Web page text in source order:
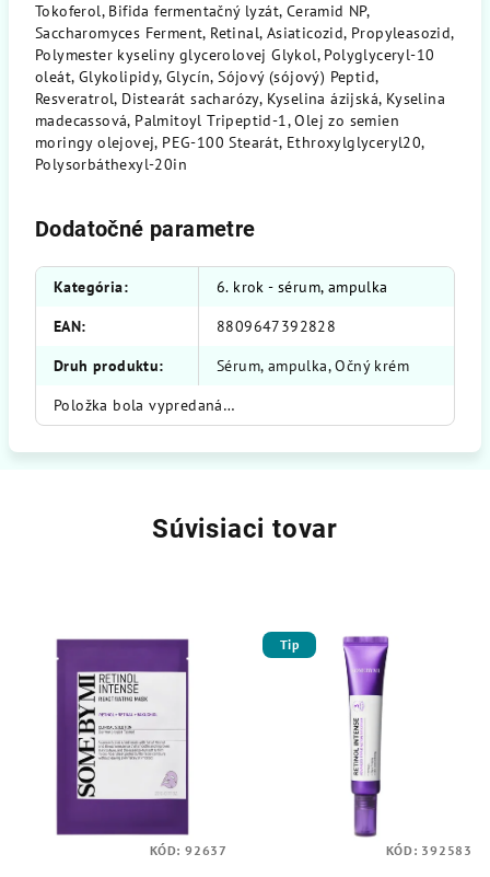
Tokoferol, Bifida fermentačný lyzát, Ceramid NP,
Saccharomyces Ferment, Retinal, Asiaticozid, Propyleasozid,
Polymester kyseliny glycerolovej Glykol, Polyglyceryl-10
oleát, Glykolipidy, Glycín, Sójový (sójový) Peptid,
Resveratrol, Distearát sacharózy, Kyselina ázijská, Kyselina
madecassová, Palmitoyl Tripeptid-1, Olej zo semien
moringy olejovej, PEG-100 Stearát, Ethroxylglyceryl20,
Polysorbáthexyl-20in
Dodatočné parametre
Kategória:
6. krok - sérum, ampulka
EAN:
8809647392828
Druh produktu:
Sérum, ampulka, Očný krém
Položka bola vypredaná…
Súvisiaci tovar
KÓD: 92637
Tip
KÓD: 392583